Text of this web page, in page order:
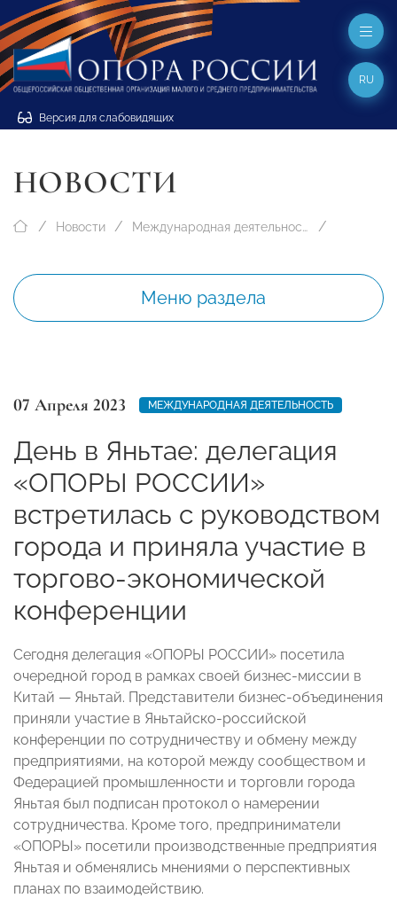
Версия для слабовидящих
RU
НОВОСТИ
Новости Международная деятельность
Меню раздела
07 Апреля 2023 МЕЖДУНАРОДНАЯ ДЕЯТЕЛЬНОСТЬ
День в Яньтае: делегация
«ОПОРЫ РОССИИ»
встретилась с руководством
города и приняла участие в
торгово-экономической
конференции
Сегодня делегация «ОПОРЫ РОССИИ» посетила
очередной город в рамках своей бизнес-миссии в
Китай — Яньтай. Представители бизнес-объединения
приняли участие в Яньтайско-российской
конференции по сотрудничеству и обмену между
предприятиями, на которой между сообществом и
Федерацией промышленности и торговли города
Яньтая был подписан протокол о намерении
сотрудничества. Кроме того, предприниматели
«ОПОРЫ» посетили производственные предприятия
Яньтая и обменялись мнениями о перспективных
планах по взаимодействию.